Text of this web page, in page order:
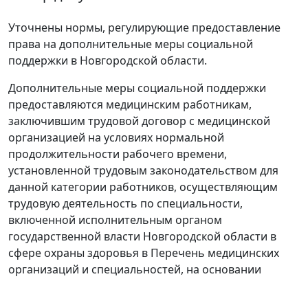
Уточнены нормы, регулирующие предоставление
права на дополнительные меры социальной
поддержки в Новгородской области.
Дополнительные меры социальной поддержки
предоставляются медицинским работникам,
заключившим трудовой договор с медицинской
организацией на условиях нормальной
продолжительности рабочего времени,
установленной трудовым законодательством для
данной категории работников, осуществляющим
трудовую деятельность по специальности,
включенной исполнительным органом
государственной власти Новгородской области в
сфере охраны здоровья в Перечень медицинских
организаций и специальностей, на основании